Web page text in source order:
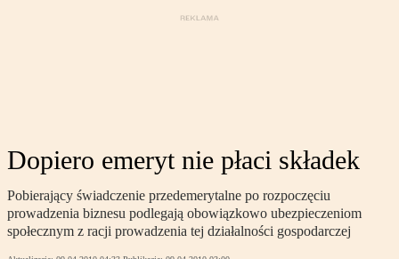
Dopiero emeryt nie płaci składek
Pobierający świadczenie przedemerytalne po rozpoczęciu
prowadzenia biznesu podlegają obowiązkowo ubezpieczeniom
społecznym z racji prowadzenia tej działalności gospodarczej